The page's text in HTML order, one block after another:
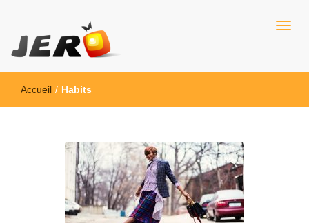
Jero
Accueil / Habits